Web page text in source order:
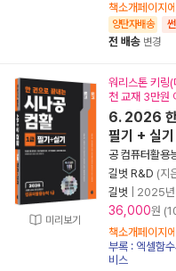
책소개페이지
양탄자배송
전 배송 변경
미리보기
워리스톤 키링(
천 교재 3만원
6. 2026 한
필기 + 실
공 컴퓨터활용
길벗 R&D (지
길벗
2025년
36,000원
책소개페이지
부록 : 엑셀함
비스